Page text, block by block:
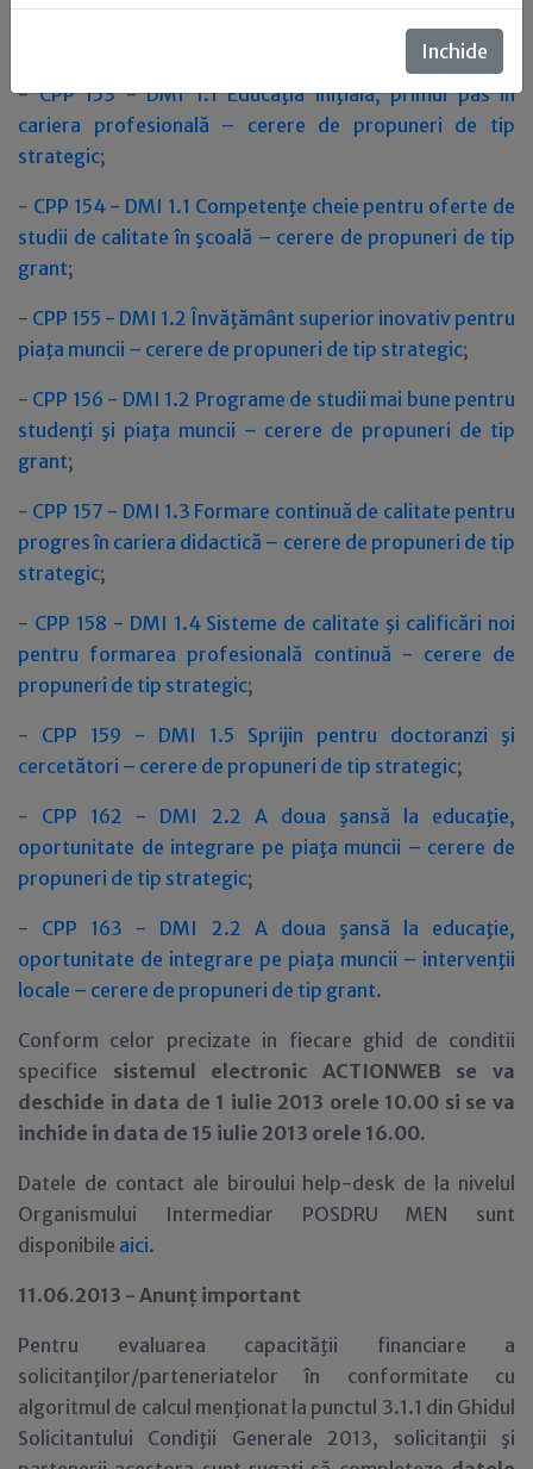
Inchide
17.06.2013 - OI POSDRU MEN lansează următoarele
-CPP 153 - DMI 1.1 Educaţia iniţială, primul pas în
cariera profesională – cerere de propuneri de tip
strategic;
- CPP 154 - DMI 1.1 Competenţe cheie pentru oferte de
studii de calitate în şcoală – cerere de propuneri de tip
grant;
- CPP 155 - DMI 1.2 Învăţământ superior inovativ pentru
piaţa muncii – cerere de propuneri de tip strategic;
- CPP 156 - DMI 1.2 Programe de studii mai bune pentru
studenţi şi piaţa muncii – cerere de propuneri de tip
grant;
- CPP 157 - DMI 1.3 Formare continuă de calitate pentru
progres în cariera didactică – cerere de propuneri de tip
strategic;
- CPP 158 - DMI 1.4 Sisteme de calitate şi calificări noi
pentru formarea profesională continuă - cerere de
propuneri de tip strategic;
- CPP 159 - DMI 1.5 Sprijin pentru doctoranzi şi
cercetători – cerere de propuneri de tip strategic;
- CPP 162 - DMI 2.2 A doua şansă la educaţie,
oportunitate de integrare pe piaţa muncii – cerere de
propuneri de tip strategic;
- CPP 163 - DMI 2.2 A doua şansă la educaţie,
oportunitate de integrare pe piaţa muncii – intervenţii
locale – cerere de propuneri de tip grant.
Conform celor precizate in fiecare ghid de conditii
specifice sistemul electronic ACTIONWEB se va
deschide in data de 1 iulie 2013 orele 10.00 si se va
inchide in data de 15 iulie 2013 orele 16.00.
Datele de contact ale biroului help-desk de la nivelul
Organismului Intermediar POSDRU MEN sunt
disponibile aici.
11.06.2013 - Anunţ important
Pentru evaluarea capacităţii financiare a
solicitanţilor/parteneriatelor în conformitate cu
algoritmul de calcul menţionat la punctul 3.1.1 din Ghidul
Solicitantului Condiţii Generale 2013, solicitanţii şi